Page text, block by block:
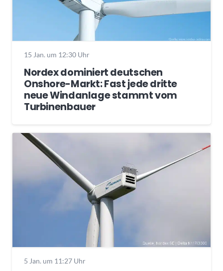
15 Jan. um 12:30 Uhr
Nordex dominiert deutschen
Onshore-Markt: Fast jede dritte
neue Windanlage stammt vom
Turbinenbauer
5 Jan. um 11:27 Uhr